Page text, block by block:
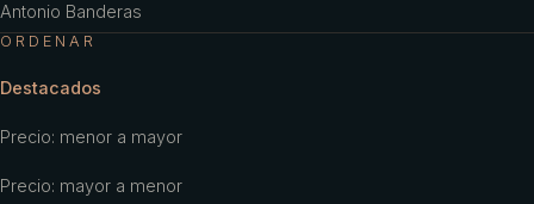
Antonio Banderas
ORDENAR
Destacados
Precio: menor a mayor
Precio: mayor a menor